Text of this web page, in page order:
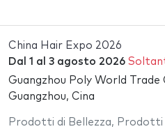
China Hair Expo 2026
Dal 1 al 3 agosto 2026
Guangzhou Poly World Trade
Guangzhou, Cina
Prodotti di Bellezza, Prodotti